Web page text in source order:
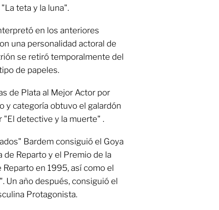
teta y la luna".
en los anteriores
una personalidad actoral de
se retiró temporalmente del
de papeles.
de Plata al Mejor Actor por
y categoría obtuvo el galardón
"El detective y la muerte" .
Bardem consiguió el Goya
Reparto y el Premio de la
en 1995, así como el
Un año después, consiguió el
Protagonista.